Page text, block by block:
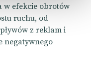
w efekcie obrotów
ruchu, od
z reklam i
negatywnego